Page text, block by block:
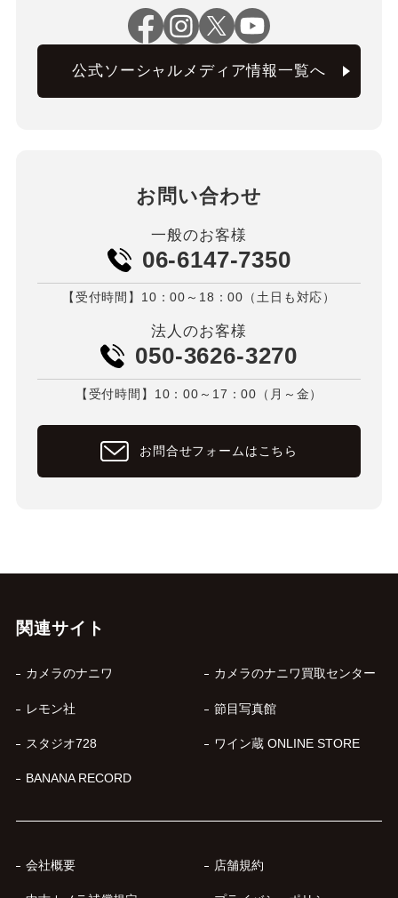
公式ソーシャルメディア情報一覧へ
お問い合わせ
一般のお客様
06-6147-7350
【受付時間】10：00～18：00（土日も対応）
法人のお客様
050-3626-3270
【受付時間】10：00～17：00（月～金）
お問合せフォームはこちら
関連サイト
カメラのナニワ カメラのナニワ買取センター
レモン社 節目写真館
スタジオ728 ワイン蔵 ONLINE STORE
BANANA RECORD
会社概要 店舗規約